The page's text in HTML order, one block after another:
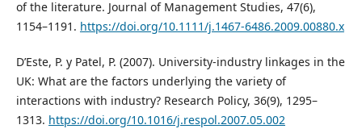
of the literature. Journal of Management Studies, 47(6),
1154–1191. https://doi.org/10.1111/j.1467-6486.2009.00880.x
D’Este, P. y Patel, P. (2007). University-industry linkages in the
UK: What are the factors underlying the variety of
interactions with industry? Research Policy, 36(9), 1295–
1313. https://doi.org/10.1016/j.respol.2007.05.002